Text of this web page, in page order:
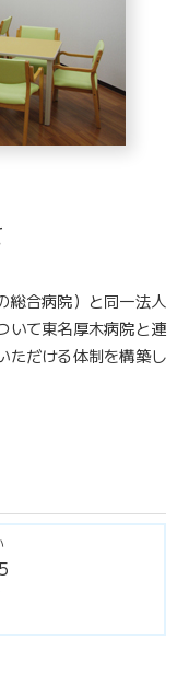
総合病院）と同一法人
いて東名厚木病院と連
ただける体制を構築し